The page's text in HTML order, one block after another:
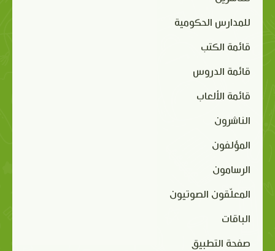
للمدارس الحكومية
قائمة الكتب
قائمة الدروس
قائمة الألعاب
الناشرون
المؤلفون
الرسامون
المعلّقون الصوتيون
الباقات
صفحة التطبيق